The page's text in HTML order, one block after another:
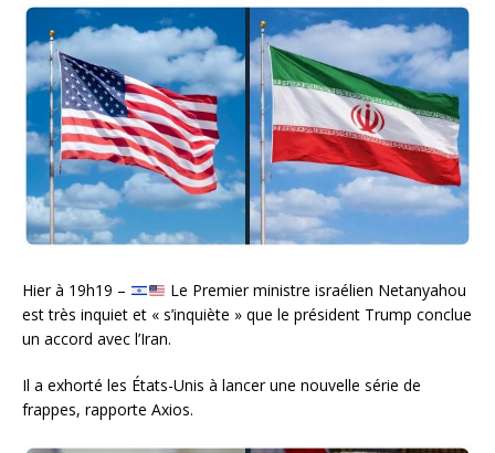
Hier à 19h19 –
Le Premier ministre israélien Netanyahou
est très inquiet et « s’inquiète » que le président Trump conclue
un accord avec l’Iran.
Il a exhorté les États-Unis à lancer une nouvelle série de
frappes, rapporte Axios.